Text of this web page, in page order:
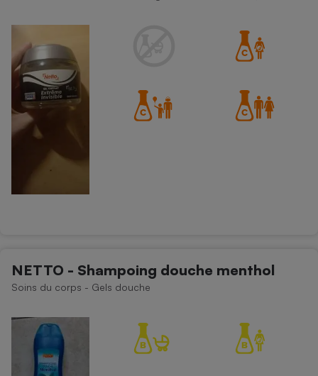
NETTO - Shampoing douche menthol
Soins du corps - Gels douche